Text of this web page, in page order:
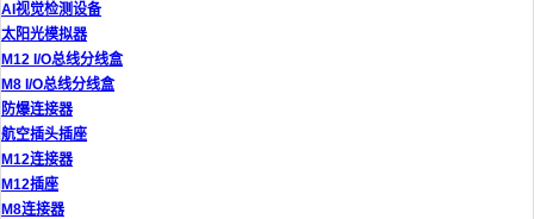
AI视觉检测设备
太阳光模拟器
M12 I/O总线分线盒
M8 I/O总线分线盒
防爆连接器
航空插头插座
M12连接器
M12插座
M8连接器